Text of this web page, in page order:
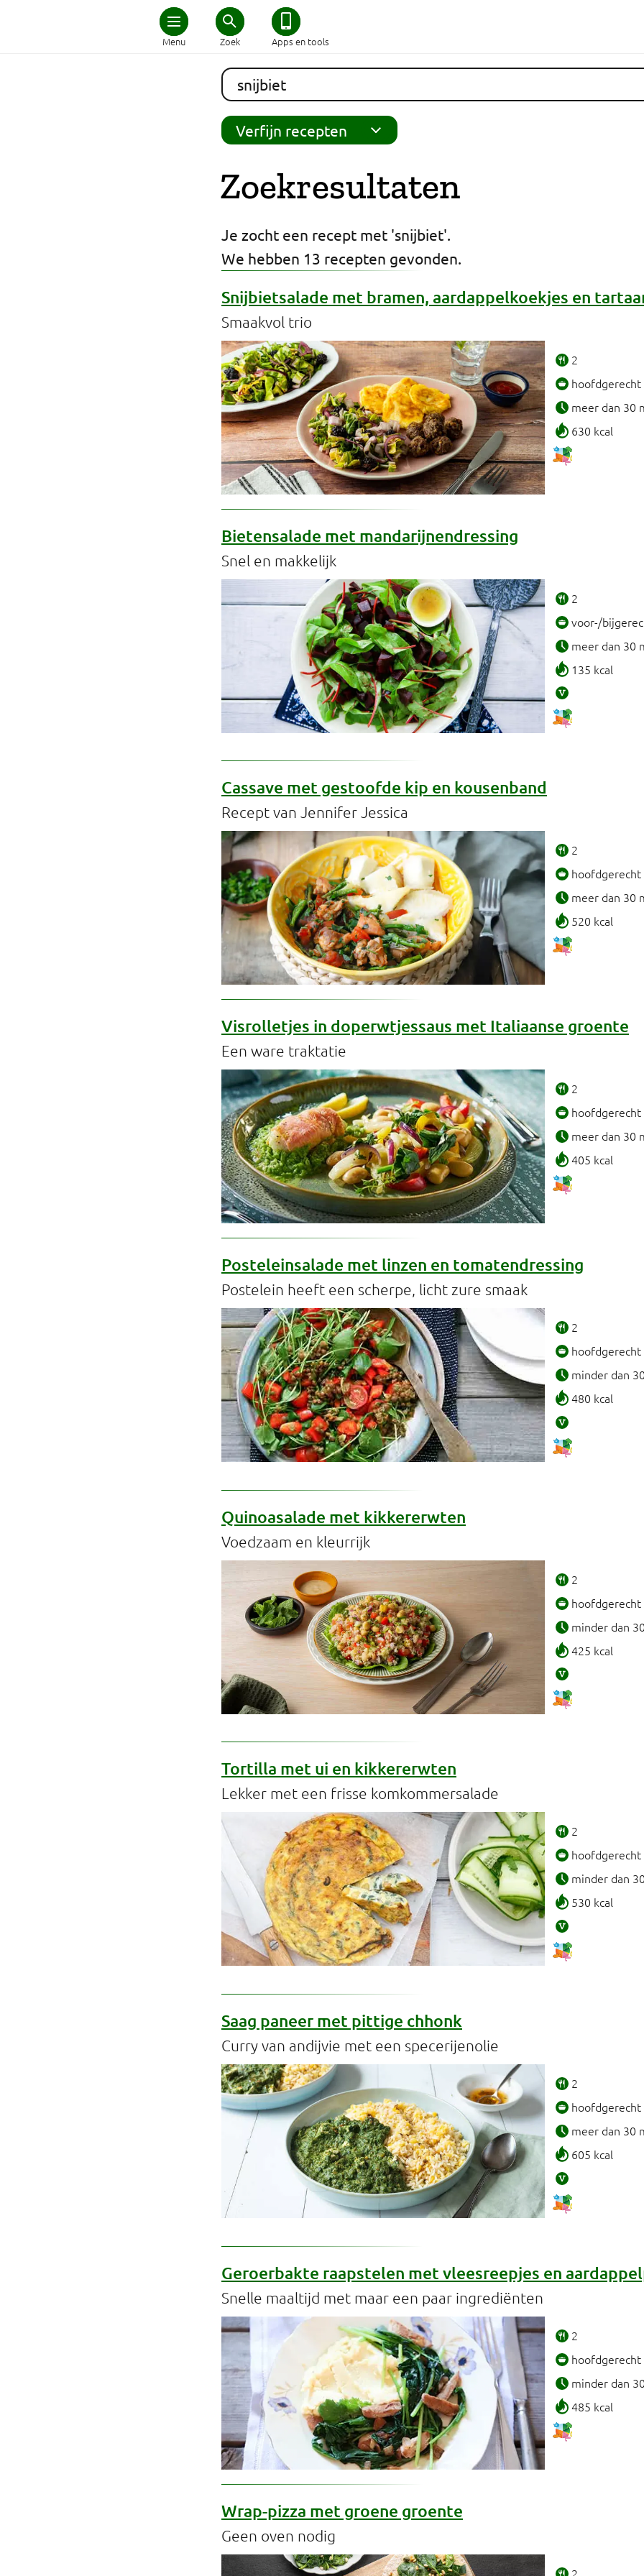
Menu Zoek Apps en tools
Home
Schijf van Vijf
Recepten
Zwanger en kind
Duurzaam eten
Professionals
Onderwijs
Eetomgevingen
Verfijn recepten
Zoekresultaten
Je zocht een recept met 'snijbiet'.
We hebben 13 recepten gevonden.
Snijbietsalade met bramen, aardappelkoekjes en
Smaakvol trio
2
hoofdgerecht
meer dan 30
630 kcal
Bietensalade met mandarijnendressing
Snel en makkelijk
2
voor-/
meer dan 30
135 kcal
Cassave met gestoofde kip en kousenband
Recept van Jennifer Jessica
2
hoofdgerecht
meer dan 30
520 kcal
Visrolletjes in doperwtjessaus met Italiaanse groente
Een ware traktatie
2
hoofdgerecht
meer dan 30
405 kcal
Posteleinsalade met linzen en tomatendressing
Postelein heeft een scherpe, licht zure smaak
2
hoofdgerecht
minder dan
480 kcal
Quinoasalade met kikkererwten
Voedzaam en kleurrijk
2
hoofdgerecht
minder dan
425 kcal
Tortilla met ui en kikkererwten
Lekker met een frisse komkommersalade
2
hoofdgerecht
minder dan
530 kcal
Saag paneer met pittige chhonk
Curry van andijvie met een specerijenolie
2
hoofdgerecht
meer dan 30
605 kcal
Geroerbakte raapstelen met vleesreepjes en
Snelle maaltijd met maar een paar ingrediënten
2
hoofdgerecht
minder dan
485 kcal
Wrap-pizza met groene groente
Geen oven nodig